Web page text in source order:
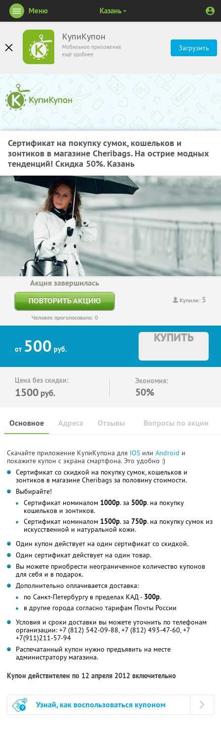
КупиКупон
Мобильное приложение
ещё удобнее
Загрузить
Меню Казань
Сертификат на покупку сумок, кошельков и
зонтиков в магазине Cheribags. На острие модных
тенденций! Скидка 50%. Казань
Купили: 5
Акция завершилась
ПОВТОРИТЬ АКЦИЮ
Человек проголосовало: 0
от 500 руб.
КУПИТЬ
Цена без скидки:
1500 руб.
Экономия:
50%
Основное Отзывы Вопросы по акции
Адреса
Скачайте приложение КупиКупона для IOS или Android и
покажите купон с экрана смартфона. Это удобно :)
Сертификат со скидкой на покупку сумок, кошельков и
зонтиков в магазине Cheribags за половину стоимости.
Выбирайте!
Сертификат номиналом 1000р. за 500р. на покупку
кошельков и зонтиков.
Сертификат номиналом 1500р. за 750р. на покупку сумок из
искусственной и натуральной кожи.
Один купон действует на один сертификат со скидкой.
Один сертификат действует на один товар.
Вы можете приобрести неограниченное количество купонов
для себя и в подарок.
Дополнительно оплачивается доставка:
по Санкт-Петербургу в пределах КАД - 300р.
в другие города согласно тарифам Почты России
Условия и сроки доставки вы можете уточнить по телефонам
организации: +7 (812) 542-09-88, +7 (812) 493-47-60, +7
+7(911)211-57-94
Распечатанный купон нужно предъявить на месте
администратору магазина.
Купон действителен по 12 апреля 2012 включительно
Узнай, как воспользоваться купоном